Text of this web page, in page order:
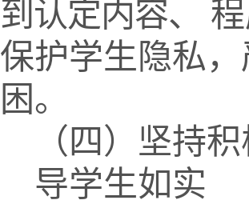
到认定内容、
保护学生隐私
困。
（四）坚持
导学生如实